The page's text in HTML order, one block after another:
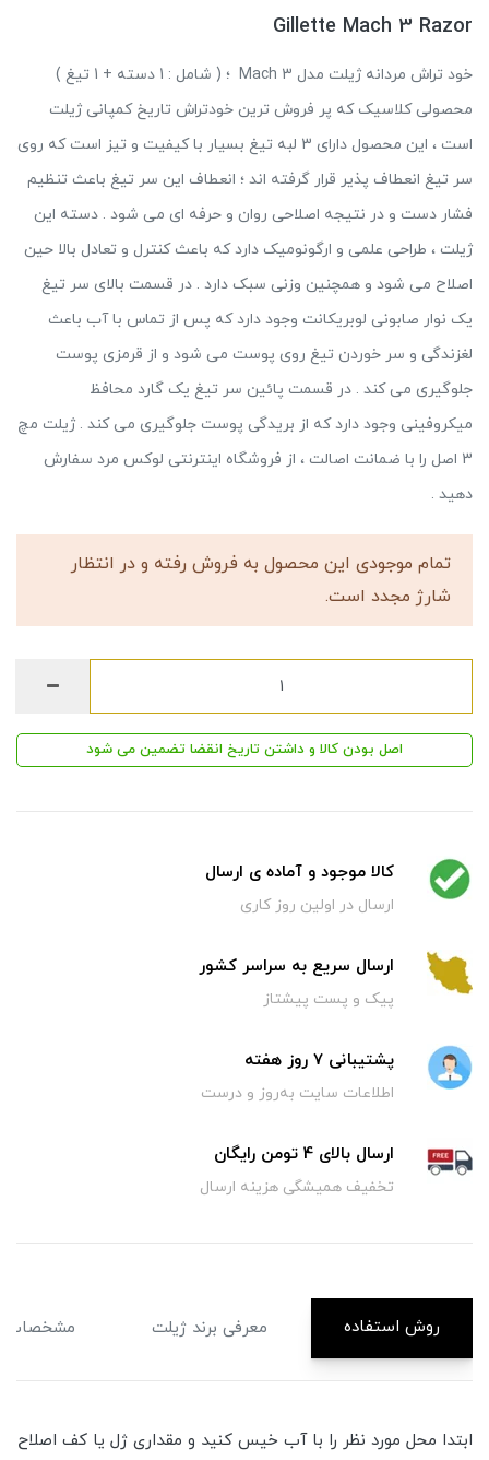
Gillette Mach 3 Razor
خود تراش مردانه ژیلت مدل Mach 3 ؛ ( شامل : 1 دسته + 1 تیغ )
محصولی کلاسیک که پر فروش ترین خودتراش تاریخ کمپانی ژیلت
است ، این محصول دارای 3 لبه تیغ بسیار با کیفیت و تیز است که روی
سر تیغ انعطاف پذیر قرار گرفته اند ؛ انعطاف این سر تیغ باعث تنظیم
فشار دست و در نتیجه اصلاحی روان و حرفه ای می شود . دسته این
ژیلت ، طراحی علمی و ارگونومیک دارد که باعث کنترل و تعادل بالا حین
اصلاح می شود و همچنین وزنی سبک دارد . در قسمت بالای سر تیغ
یک نوار صابونی لوبریکانت وجود دارد که پس از تماس با آب باعث
لغزندگی و سر خوردن تیغ روی پوست می شود و از قرمزی پوست
جلوگیری می کند . در قسمت پائین سر تیغ یک گارد محافظ
میکروفینی وجود دارد که از بریدگی پوست جلوگیری می کند . ژیلت مچ
3 اصل را با ضمانت اصالت ، از فروشگاه اینترنتی لوکس مرد سفارش
دهید .
تمام موجودی این محصول به فروش رفته و در انتظار
شارژ مجدد است.
اصل بودن کالا و داشتن تاریخ انقضا تضمین می شود
کالا موجود و آماده ی ارسال
ارسال در اولین روز کاری
ارسال سریع به سراسر کشور
پیک و پست پیشتاز
پشتیبانی 7 روز هفته
اطلاعات سایت به‌روز و درست
ارسال بالای 4 تومن رایگان
تخفیف همیشگی هزینه ارسال
روش استفاده معرفی برند ژیلت مشخصات
ابتدا محل مورد نظر را با آب خیس کنید و مقداری ژل یا کف اصلاح